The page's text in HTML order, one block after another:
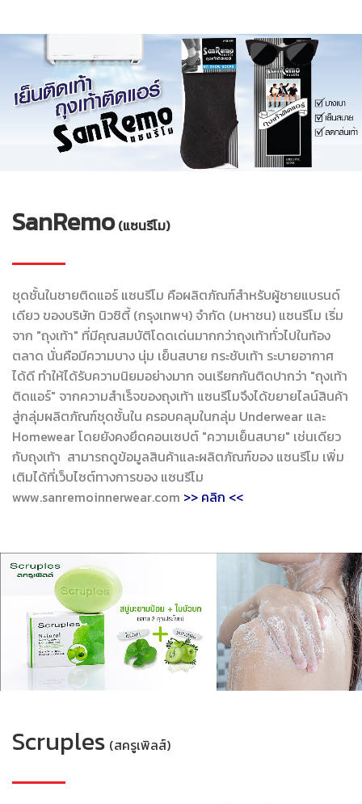
SanRemo(แซนรีโม)
ชุดชั้นในชายติดแอร์ แซนรีโม คือผลิตภัณฑ์สำหรับผู้ชายแบรนด์
เดียว ของบริษัท นิวซิตี้ (กรุงเทพฯ) จำกัด (มหาชน) แซนรีโม เริ่ม
จาก "ถุงเท้า" ที่มีคุณสมบัติโดดเด่นมากกว่าถุงเท้าทั่วไปในท้อง
ตลาด นั่นคือมีความบาง นุ่ม เย็นสบาย กระชับเท้า ระบายอากาศ
ได้ดี ทำให้ได้รับความนิยมอย่างมาก จนเรียกกันติดปากว่า "ถุงเท้า
ติดแอร์" จากความสำเร็จของถุงเท้า แซนรีโมจึงได้ขยายไลน์สินค้า
สู่กลุ่มผลิตภัณฑ์ชุดชั้นใน ครอบคลุมในกลุ่ม Underwear และ
Homewear โดยยังคงยึดคอนเซปต์ "ความเย็นสบาย" เช่นเดียว
กับถุงเท้า สามารถดูข้อมูลสินค้าและผลิตภัณฑ์ของ แซนรีโม เพิ่ม
เติมได้ที่เว็บไซต์ทางการของ แซนรีโม
www.sanremoinnerwear.com >> คลิก <<
Scruples (สครูเพิลส์)